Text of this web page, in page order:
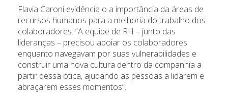
Flavia Caroni evidência o a importância da áreas de
recursos humanos para a melhoria do trabalho dos
colaboradores. “A equipe de RH – junto das
lideranças – precisou apoiar os colaboradores
enquanto navegavam por suas vulnerabilidades e
construir uma nova cultura dentro da companhia a
partir dessa ótica, ajudando as pessoas a lidarem e
abraçarem esses momentos”.